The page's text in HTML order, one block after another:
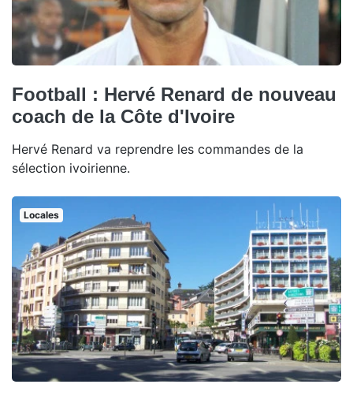
Football : Hervé Renard de nouveau
coach de la Côte d'Ivoire
Hervé Renard va reprendre les commandes de la
sélection ivoirienne.
Locales